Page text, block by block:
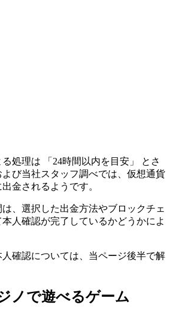
処理は 「24時間以内を目安」 とさ
び当社スタッフ調べでは、仮想通貨
金されるようです。
、選択した出金方法やブロックチェ
人確認が完了しているかどうかによ
確認については、当ページ後半で解
ノで遊べるゲーム